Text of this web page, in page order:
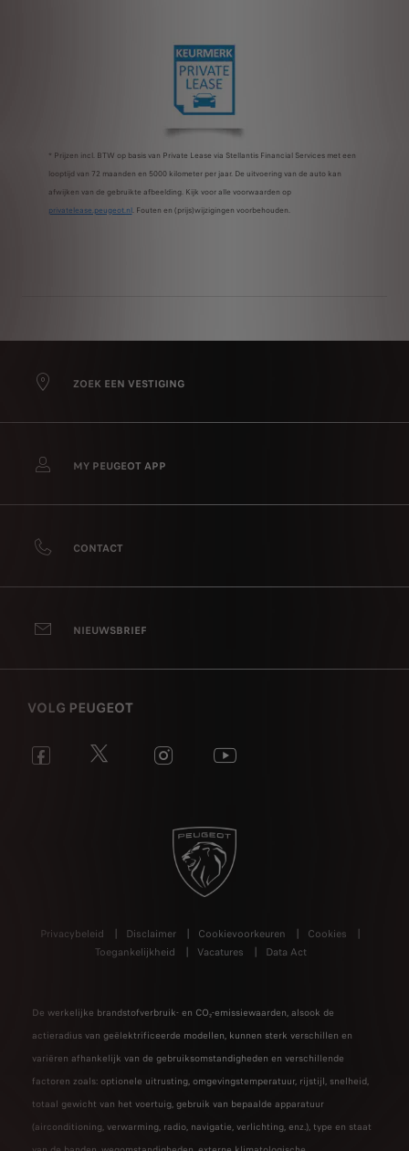
* Prijzen incl. BTW op basis van Private Lease via Stellantis Financial Services met een
looptijd van 72 maanden en 5000 kilometer per jaar. De uitvoering van de auto kan
afwijken van de gebruikte afbeelding. Kijk voor alle voorwaarden op
privatelease.peugeot.nl. Fouten en (prijs)wijzigingen voorbehouden.
ZOEK EEN VESTIGING
MY PEUGEOT APP
CONTACT
NIEUWSBRIEF
VOLG PEUGEOT
Privacybeleid Disclaimer Cookievoorkeuren
Cookies
Toegankelijkheid
Vacatures Data Act
De werkelijke brandstofverbruik- en CO₂-emissiewaarden, alsook de
actieradius van geëlektrificeerde modellen, kunnen sterk verschillen en
variëren afhankelijk van de gebruiksomstandigheden en verschillende
factoren zoals: optionele uitrusting, omgevingstemperatuur, rijstijl, snelheid,
totaal gewicht van het voertuig, gebruik van bepaalde apparatuur
(airconditioning, verwarming, radio, navigatie, verlichting, enz.), type en staat